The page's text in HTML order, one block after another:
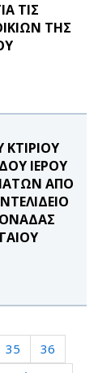
ΤΙΣ
ΤΗΣ
ΙΕΡΟΥ
ΑΠΟ
35
36